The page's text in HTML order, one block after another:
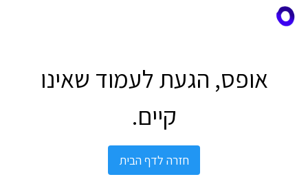
אופס, הגעת לעמוד שאינו
קיים.
חזרה לדף הבית